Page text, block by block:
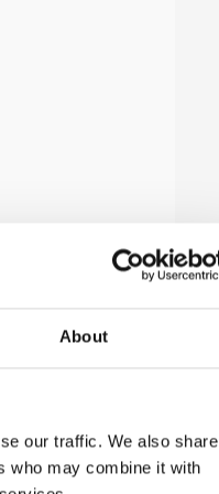
About
our traffic. We also share
who may combine it with
lokal virksomhed,
leverandør af
præcision til